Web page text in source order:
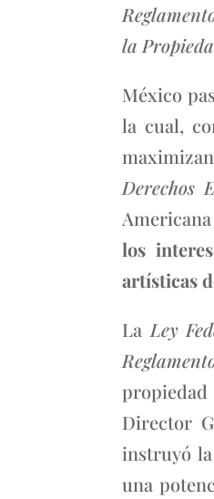
la
México
la cual,
Derechos
los
artísticas
La Ley
Director
instruyó
una